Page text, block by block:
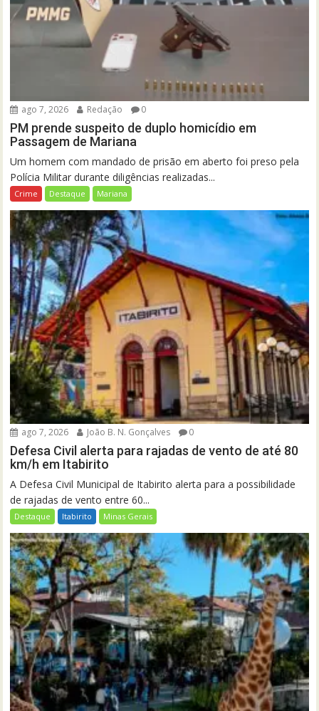
ago 7, 2026 Redação 0
PM prende suspeito de duplo homicídio em
Passagem de Mariana
Um homem com mandado de prisão em aberto foi preso pela
Polícia Militar durante diligências realizadas...
Crime Destaque Mariana
ago 7, 2026 João B. N. Gonçalves 0
Defesa Civil alerta para rajadas de vento de até 80
km/h em Itabirito
A Defesa Civil Municipal de Itabirito alerta para a possibilidade
de rajadas de vento entre 60...
Destaque Itabirito Minas Gerais